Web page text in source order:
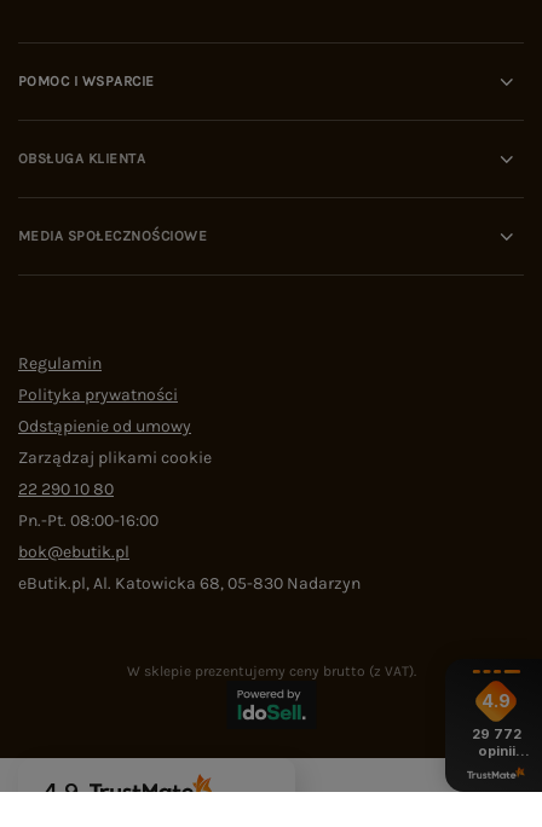
POMOC I WSPARCIE
OBSŁUGA KLIENTA
MEDIA SPOŁECZNOŚCIOWE
Regulamin
Polityka prywatności
Odstąpienie od umowy
Zarządzaj plikami cookie
22 290 10 80
Pn.-Pt. 08:00-16:00
bok@ebutik.pl
eButik.pl,Al. Katowicka 68,05-830 Nadarzyn
W sklepie prezentujemy ceny brutto (z VAT).
4.9
4.9
29 772
opinii
z całego